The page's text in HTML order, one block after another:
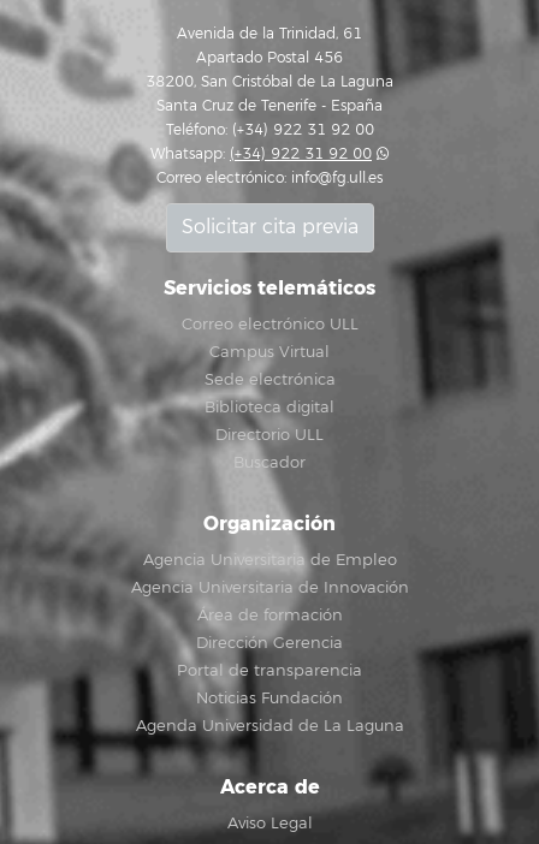
Avenida de la Trinidad, 61
Apartado Postal 456
38200, San Cristóbal de La Laguna
Santa Cruz de Tenerife - España
Teléfono: (+34) 922 31 92 00
Whatsapp: (+34) 922 31 92 00
Correo electrónico: info@fg.ull.es
Solicitar cita previa
Servicios telemáticos
Correo electrónico ULL
Campus Virtual
Sede electrónica
Biblioteca digital
Directorio ULL
Buscador
Organización
Agencia Universitaria de Empleo
Agencia Universitaria de Innovación
Área de formación
Dirección Gerencia
Portal de transparencia
Noticias Fundación
Agenda Universidad de La Laguna
Acerca de
Aviso Legal